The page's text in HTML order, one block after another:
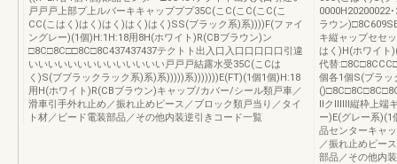
戸戸戸上部プ上ルバーキキャップププ35C(こC(こC(こC(こ
CC(こはく)はく)はく)はく)はく)SS(ブラック系)系))))F(ファイ
ングレー)(1個)H:1H:18用8H(ホワイト)R(CBブラウン)ン
□8C□8C□□8C□8C437437437テクトト出入口入口口口口口引違
いいいいいいいいいいいいいい戸戸戸結露水受35C(こCは
く)S(ブブラックラック系)系)系)))))系)))))))E(FT)(1個1個)H:18
用H(ホワイト)R(CBブラウン)キャップ/カバー/シール類戸車／
滑車引手外れ止め／振れ止めピース／ブロック類戸当り／タイ
ト材／ビード電装部品／その他内装逆引きコード一覧
0000H20200022
ラウン
キ縦ャップセセ
はく)H(ホワイト
代替
個各1個S(ブラッ
ⅡクⅡⅡⅡ縦枠上端
ー)E(グレー系)(1
品センターキャ
／振れ止めピー
部品／その他内